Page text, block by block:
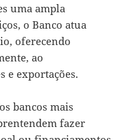
uma ampla
o Banco atua
oferecendo
ao
e exportações.
bancos mais
fazer